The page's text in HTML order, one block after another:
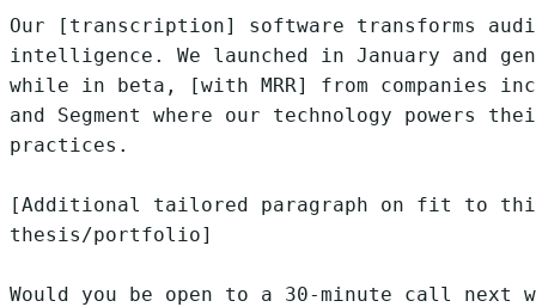
Our [transcription] software transforms
intelligence. We launched in January and
while in beta, [with MRR] from companies
and Segment where our technology powers
practices.
[Additional tailored paragraph on fit to
thesis/portfolio]
Would you be open to a 30-minute call next